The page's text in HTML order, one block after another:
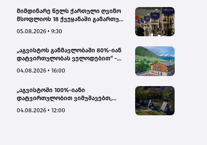
მიმდინარე წელს ქართული ღვინო
მსოფლიოს 18 ქვეყანაში გამართულ
წარმოდგენილი
05.08.2026 • 9:30
„აგვისტოს განმავლობაში 80%-იან
დატვირთულობას ველოდებით“ -
04.08.2026 • 16:00
„აგვისტოში 100%-იანი
დატვირთულობით ვიმუშავებთ,
სექტემბერშიც ნარჩუნდება“ - HAERI
04.08.2026 • 12:00